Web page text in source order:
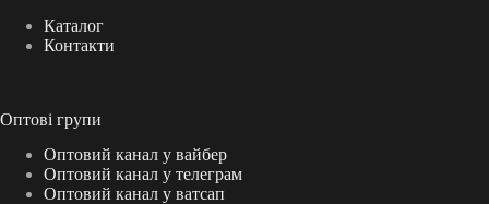
Каталог
Контакти
Оптові групи
Оптовий канал у вайбер
Оптовий канал у телеграм
Оптовий канал у ватсап